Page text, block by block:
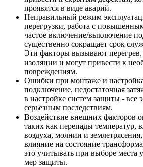
проявятся в виде аварий.
Неправильный режим
перегрузки, работа с
частое включение/выключение
существенно сокращает срок
Эти факторы вызывают перегрев,
изоляции и могут привести к
повреждениям.
Ошибки при монтаже и
подключение, недостаточная
в настройке систем защиты - все
серьезным последствиям.
Воздействие внешних факторов
таких как перепады температур,
воздуха, молнии и
влияние на состояние
это учитывать при выборе места
мер защиты.